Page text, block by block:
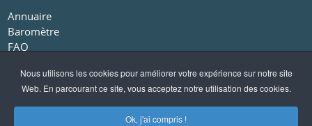
Annuaire
Baromètre
FAQ
Publications et rapports
À propos
Nous utilisons les cookies pour améliorer votre expérience sur notre site
Web. En parcourant ce site, vous acceptez notre utilisation des cookies.
Ok, j'ai compris !